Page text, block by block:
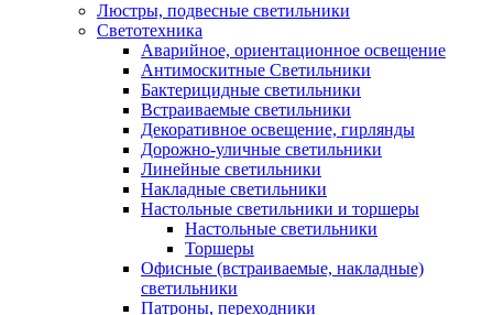
Люстры, подвесные светильники
Светотехника
Аварийное, ориентационное освещение
Антимоскитные Светильники
Бактерицидные светильники
Встраиваемые светильники
Декоративное освещение, гирлянды
Дорожно-уличные светильники
Линейные светильники
Накладные светильники
Настольные светильники и торшеры
Настольные светильники
Торшеры
Офисные (встраиваемые, накладные)
светильники
Патроны, переходники